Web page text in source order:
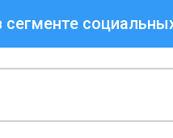
социальных медиа